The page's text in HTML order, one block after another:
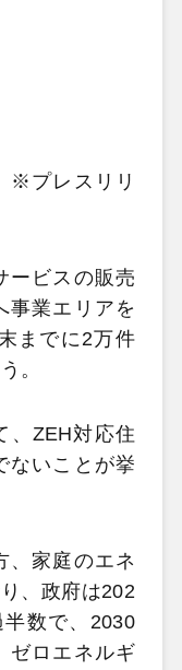
レスリリ
ービスの販売
事業エリアを
までに2万件
。
、ZEH対応住
ないことが挙
家庭のエネ
、政府は202
数で、2030
ゼロエネルギ